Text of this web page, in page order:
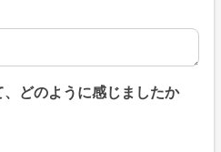
体的な理由があればご記入くだ
どのように感じましたか